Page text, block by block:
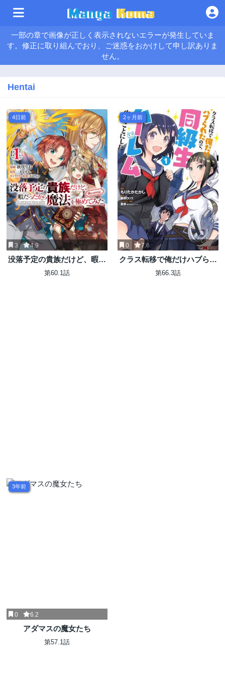
一部の章で画像が正しく表示されないエラーが発生していま
す。修正に取り組んでおり、ご迷惑をおかけして申し訳ありま
せん。
Hentai
4日前
3 4.9
没落予定の貴族だけど、暇だ
ったから魔法を極めてみた
第60.1話
2ヶ月前
0 7.6
クラス転移で俺だけハブられ
たので、同級生ハーレム作る
第66.3話
3年前
0 6.2
アダマスの魔女たち
第57.1話